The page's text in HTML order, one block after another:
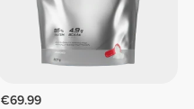
€69.99